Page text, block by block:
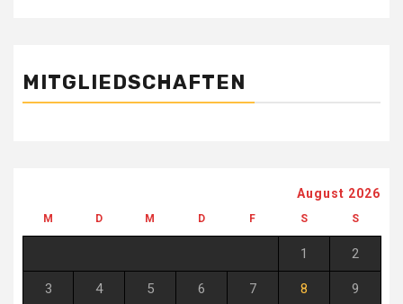
MITGLIEDSCHAFTEN
August 2026
M D M D F S S
1 2
3 4 5 6 7 8 9